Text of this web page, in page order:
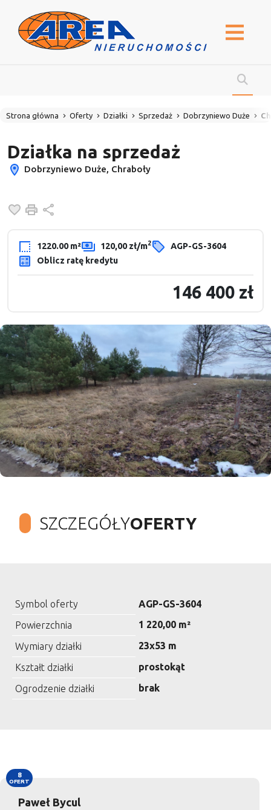
Strona główna Oferty Działki Sprzedaż Dobrzyniewo Duże
Działka na sprzedaż
Dobrzyniewo Duże, Chraboły
Dodaj do ulubionych
Drukuj
1220.00 m² 120,00 zł/m2
AGP-GS-3604
Oblicz ratę kredytu
146 400 zł
SZCZEGÓŁYOFERTY
Symbol oferty
AGP-GS-3604
Powierzchnia
1 220,00 m²
Wymiary działki
23x53 m
Kształt działki
prostokąt
Ogrodzenie działki
brak
Paweł Bycul
8
OFERT